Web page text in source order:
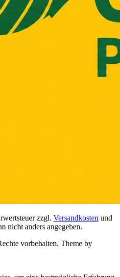
zzgl. Versandkosten und
nicht anders angegeben.
vorbehalten. Theme by